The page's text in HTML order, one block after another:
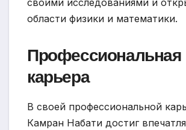
области физики и математики.
Профессиональная
карьера
В своей профессиональной
Камран Набати достиг